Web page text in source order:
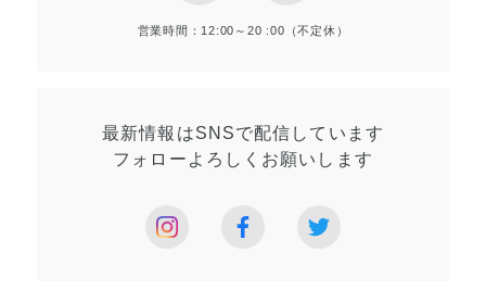
営業時間：12:00～20 :00（不定休）
最新情報はSNSで配信しています
フォローよろしく お願いします